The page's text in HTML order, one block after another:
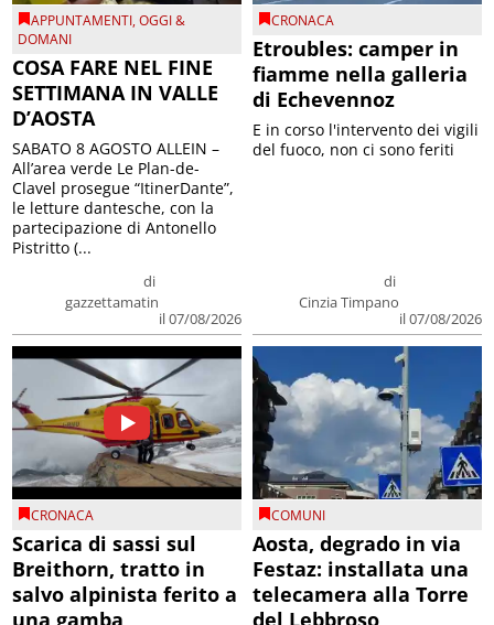
APPUNTAMENTI,OGGI &
DOMANI
COSA FARE NEL FINE
SETTIMANA IN VALLE
D’AOSTA
di
gazzettamatin
il 07/08/2026
SABATO 8 AGOSTO ALLEIN –
All’area verde Le Plan-de-
Clavel prosegue “ItinerDante”,
le letture dantesche, con la
partecipazione di Antonello
Pistritto (...
CRONACA
Etroubles: camper in
fiamme nella galleria
di Echevennoz
di
Cinzia Timpano
il 07/08/2026
E in corso l'intervento dei vigili
del fuoco, non ci sono feriti
CRONACA
Scarica di sassi sul
Breithorn, tratto in
salvo alpinista ferito a
una gamba
COMUNI
Aosta, degrado in via
Festaz: installata una
telecamera alla Torre
del Lebbroso